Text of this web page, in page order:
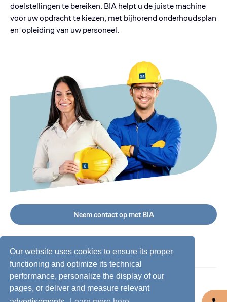
Our website uses cookies to ensure its proper
functioning and optimize its technical
performance, personalize the display of our
pages, or deliver and measure relevant
doelstellingen te bereiken. BIA helpt u de juiste machine
voor uw opdracht te kiezen, met bijhorend onderhoudsplan
en opleiding van uw personeel.
Neem contact op met BIA
©2026 BIA Group, alle rechten voorbehouden.